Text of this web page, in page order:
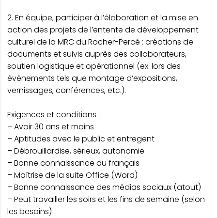
2. En équipe, participer à l’élaboration et la mise en
action des projets de l’entente de développement
culturel de la MRC du Rocher-Percé : créations de
documents et suivis auprès des collaborateurs,
soutien logistique et opérationnel (ex. lors des
événements tels que montage d’expositions,
vernissages, conférences, etc.).
Exigences et conditions :
– Avoir 30 ans et moins
– Aptitudes avec le public et entregent
– Débrouillardise, sérieux, autonomie
– Bonne connaissance du français
– Maîtrise de la suite Office (Word)
– Bonne connaissance des médias sociaux (atout)
– Peut travailler les soirs et les fins de semaine (selon
les besoins)